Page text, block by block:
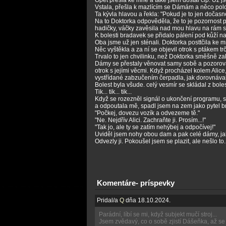
Vstala, přešla k mazlícím se Dámám a něco
Ta kývla hlavou a řekla: "Pokud je to jen
Na to Doktorka odpověděla, že to je
hadičky, váčky zavěsila nad mou hlavu na
K bolesti bradavek se přidalo pálení pod kůží
Oba jsme už jen sténali. Doktorka posttčila ke
Něc vyštěkla a za ní se objevil otrok s ptákem
Trvalo to jen chvilinku, než Doktorka směšně
Dámy se přestaly věnovat samy sobě a
otrok s jejími věcmi. Když procházel kolem
vystřídané zabzučením čerpadla, jak
Bolest byla všude. celý vesmír se skládal z
Tik... tik... tik...
Když se rozezněl signál o ukončení programu,
a odpoutala mě, spadl jsem na zem jako pytel
"Počkej, dovezu vozík a odvezeme tě."
"Ne. Nejdřív Alici. Zachraňte ji. Prosím...!"
"Tak jo, ale ty se zatím nehýbej a odpočívej!"
Uviděl jsem nohy obou dam a pak celé dámy,
Odvezly ji. Pokoušel jsem se plazit, ale nešlo
Komentáre- príspevky
Pridal/a Q dňa 18.10.2024.
Parádní, líbí se mi, když subjekt mučí stroj...
Jsem zvědavý, co o sobě zjistí Dášeňka, až